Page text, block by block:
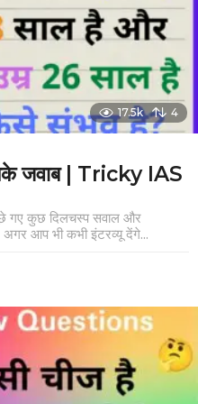
17.5k 4
जवाब | Tricky IAS
गए कुछ दिलचस्प सवाल और
आप भी कभी इंटरव्यू देंगे...